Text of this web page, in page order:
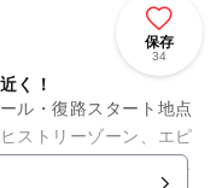
保存
34
く！
ル・復路スタート地点
ストリーゾーン、エピ
ナー、オリンピックゾ